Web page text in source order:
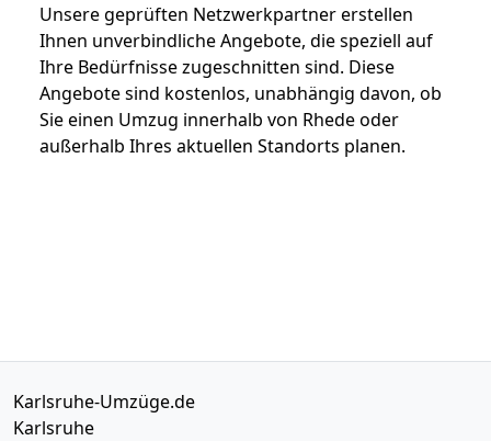
Unsere geprüften Netzwerkpartner erstellen
Ihnen unverbindliche Angebote, die speziell auf
Ihre Bedürfnisse zugeschnitten sind. Diese
Angebote sind kostenlos, unabhängig davon, ob
Sie einen Umzug innerhalb von Rhede oder
außerhalb Ihres aktuellen Standorts planen.
Karlsruhe-Umzüge.de
Karlsruhe